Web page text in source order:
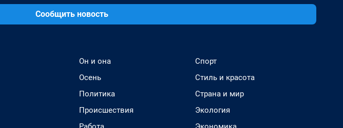
Сообщить новость
Он и она
Осень
Политика
Происшествия
Спорт
Стиль и красота
Страна и мир
Экология